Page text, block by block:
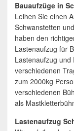
Bauaufzüge in
Leihen Sie einen
Schwanstetten
haben den
Lastenaufzug für
Lastenaufzug
verschiedenen
zum 2000kg
verschiedenen
als
Lastenaufzug